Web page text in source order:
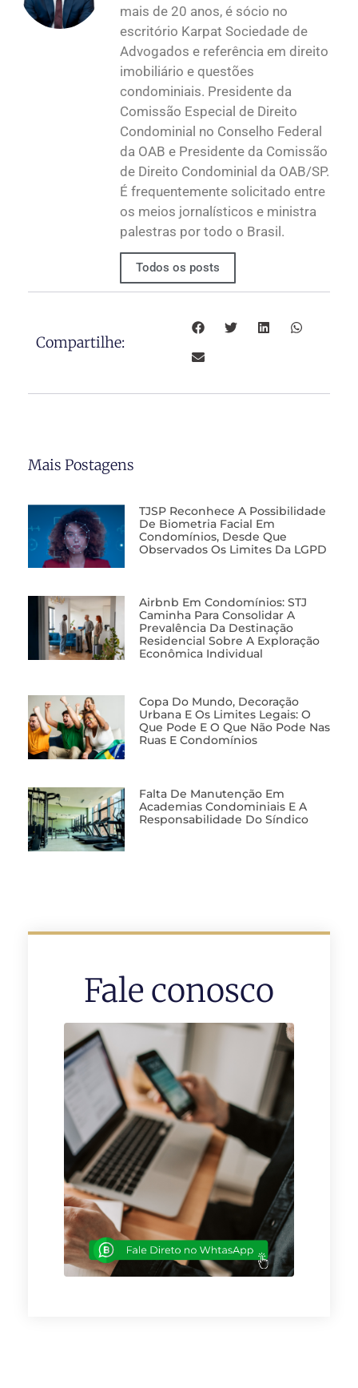
mais de 20 anos, é sócio no
escritório Karpat Sociedade de
Advogados e referência em direito
imobiliário e questões
condominiais. Presidente da
Comissão Especial de Direito
Condominial no Conselho Federal
da OAB e Presidente da Comissão
de Direito Condominial da OAB/SP.
É frequentemente solicitado entre
os meios jornalísticos e ministra
palestras por todo o Brasil.
Todos os posts
Compartilhe:
Mais Postagens
TJSP Reconhece A Possibilidade
De Biometria Facial Em
Condomínios, Desde Que
Observados Os Limites Da LGPD
Airbnb Em Condomínios: STJ
Caminha Para Consolidar A
Prevalência Da Destinação
Residencial Sobre A Exploração
Econômica Individual
Copa Do Mundo, Decoração
Urbana E Os Limites Legais: O
Que Pode E O Que Não Pode Nas
Ruas E Condomínios
Falta De Manutenção Em
Academias Condominiais E A
Responsabilidade Do Síndico
Fale conosco